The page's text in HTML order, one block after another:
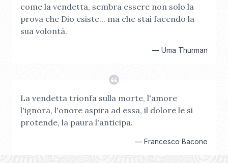
come la vendetta, sembra essere non solo la
prova che Dio esiste... ma che stai facendo la
sua volontà.
— Uma Thurman
La vendetta trionfa sulla morte, l'amore
l'ignora, l'onore aspira ad essa, il dolore le si
protende, la paura l'anticipa.
— Francesco Bacone